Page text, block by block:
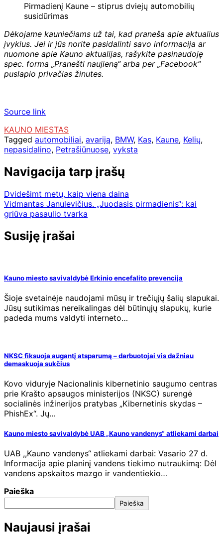
Pirmadienį Kaune – stiprus dviejų automobilių
susidūrimas
Dėkojame kauniečiams už tai, kad praneša apie aktualius
įvykius. Jei ir jūs norite pasidalinti savo informacija ar
nuomone apie Kauno aktualijas, rašykite pasinaudoję
spec. forma „Pranešti naujieną“ arba per „Facebook“
puslapio privačias žinutes.
Source link
KAUNO MIESTAS
Tagged automobiliai, avariją, BMW, Kas, Kaune, Kelių,
nepasidalino, Petrašiūnuose, vyksta
Navigacija tarp įrašų
Dvidešimt metų, kaip viena daina
Vidmantas Janulevičius. „Juodasis pirmadienis“: kai
griūva pasaulio tvarka
Susiję įrašai
Kauno miesto savivaldybė Erkinio encefalito prevencija
Šioje svetainėje naudojami mūsų ir trečiųjų šalių slapukai.
Jūsų sutikimas nereikalingas dėl būtinųjų slapukų, kurie
padeda mums valdyti interneto…
NKSC fiksuoja augantį atsparumą – darbuotojai vis dažniau
demaskuoja sukčius
Kovo viduryje Nacionalinis kibernetinio saugumo centras
prie Krašto apsaugos ministerijos (NKSC) surengė
socialinės inžinerijos pratybas „Kibernetinis skydas –
PhishEx“. Jų…
Kauno miesto savivaldybė UAB „Kauno vandenys“ atliekami darbai
UAB ,,Kauno vandenys“ atliekami darbai: Vasario 27 d.
Informacija apie planinį vandens tiekimo nutraukimą: Dėl
vandens apskaitos mazgo ir vandentiekio…
Paieška
Paieška
Naujausi įrašai